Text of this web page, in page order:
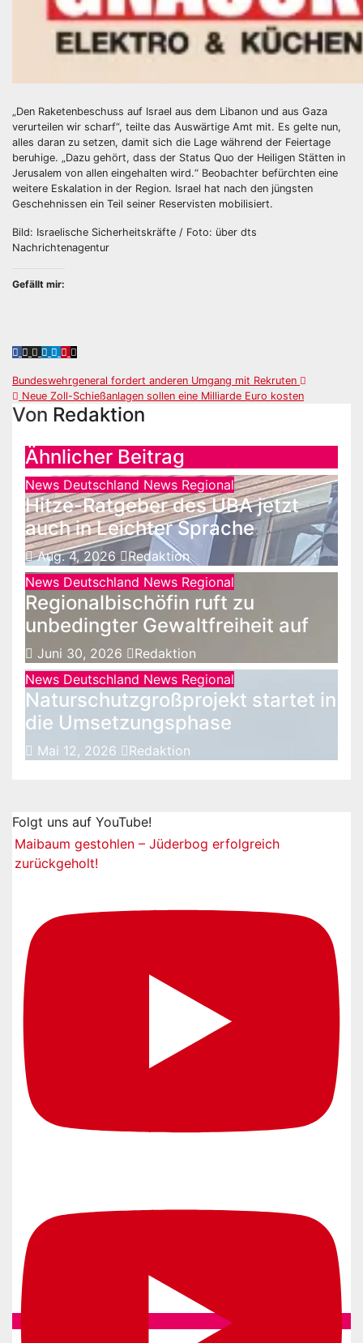
„Den Raketenbeschuss auf Israel aus dem Libanon und aus Gaza
verurteilen wir scharf“, teilte das Auswärtige Amt mit. Es gelte nun,
alles daran zu setzen, damit sich die Lage während der Feiertage
beruhige. „Dazu gehört, dass der Status Quo der Heiligen Stätten in
Jerusalem von allen eingehalten wird.“ Beobachter befürchten eine
weitere Eskalation in der Region. Israel hat nach den jüngsten
Geschehnissen ein Teil seiner Reservisten mobilisiert.
Bild: Israelische Sicherheitskräfte / Foto: über dts
Nachrichtenagentur
Gefällt mir:
Beitragsnavigation
Bundeswehrgeneral fordert anderen Umgang mit Rekruten
Neue Zoll-Schießanlagen sollen eine Milliarde Euro kosten
Von Redaktion
Ähnlicher Beitrag
News Deutschland News Regional
Hitze-Ratgeber des UBA jetzt
auch in Leichter Sprache
Aug. 4, 2026
Redaktion
News Deutschland News Regional
Regionalbischöfin ruft zu
unbedingter Gewaltfreiheit auf
Juni 30, 2026
Redaktion
News Deutschland News Regional
Naturschutzgroßprojekt startet in
die Umsetzungsphase
Mai 12, 2026 Redaktion
Folgt uns auf YouTube!
Maibaum gestohlen – Jüderbog erfolgreich
zurückgeholt!